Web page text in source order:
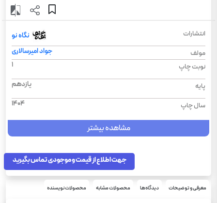
انتشارات
نگاه نو
مولف
جواد امیرسالاری
نوبت چاپ
1
پایه یازدهم
سال چاپ 1404
مشاهده بیشتر
جهت اطلاع از قیمت و موجودی تماس بگیرید
معرفی و توضیحات دیدگاه‌ها محصولات مشابه محصولات نویسنده